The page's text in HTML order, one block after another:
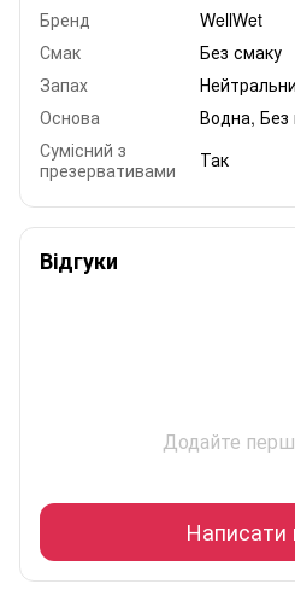
Бренд
WellWet
Смак
Без смаку
Запах
Основа
Водна, Без
Сумісний з
презервативами
Так
Відгуки
Додайте
Написати